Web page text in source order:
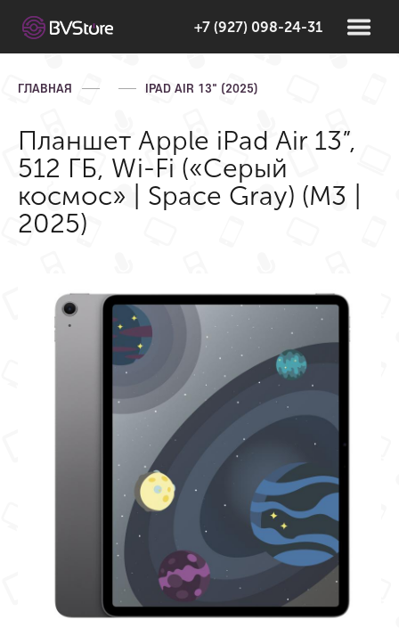
+7 (927) 098-24-31
ГЛАВНАЯ IPAD AIR 13" (2025)
Планшет Apple iPad Air 13”,
512 ГБ, Wi-Fi («Серый
космос» | Space Gray) (M3 |
2025)